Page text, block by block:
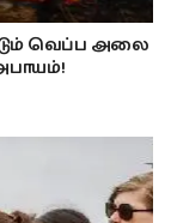
வெப்ப அலை